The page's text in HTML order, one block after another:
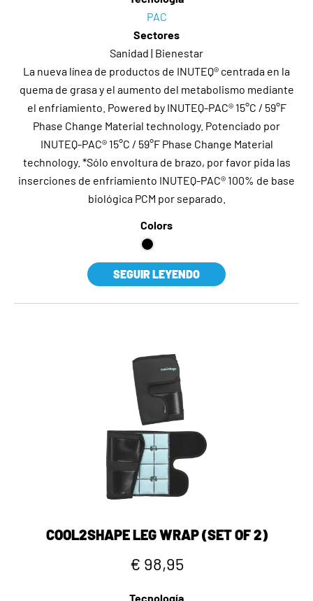
PAC
Sectores
Sanidad | Bienestar
La nueva línea de productos de INUTEQ® centrada en la
quema de grasa y el aumento del metabolismo mediante
el enfriamiento. Powered by INUTEQ-PAC® 15°C / 59°F
Phase Change Material technology. Potenciado por
INUTEQ-PAC® 15°C / 59°F Phase Change Material
technology. *Sólo envoltura de brazo, por favor pida las
inserciones de enfriamiento INUTEQ-PAC® 100% de base
biológica PCM por separado.
Colors
SEGUIR LEYENDO
COOL2SHAPE LEG WRAP (SET OF 2)
€ 98,95
Tecnología